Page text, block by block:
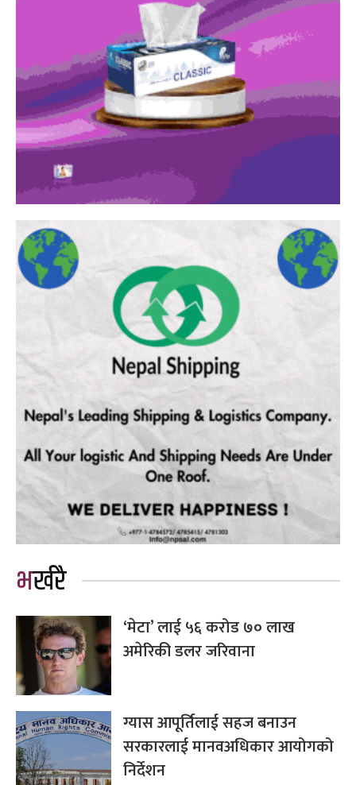
भर्खरै
‘मेटा’ लाई ५६ करोड ७० लाख
अमेरिकी डलर जरिवाना
ग्यास आपूर्तिलाई सहज बनाउन
सरकारलाई मानवअधिकार आयोगको
निर्देशन